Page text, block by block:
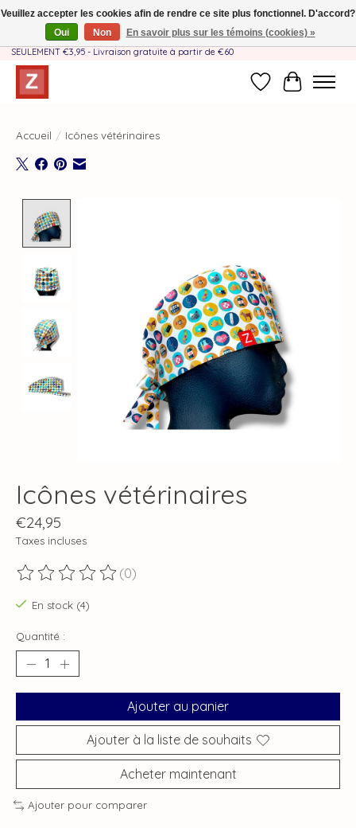
Fait à la main par une équipe mère-fille❤️ - Frais de livraison BE & NL
SEULEMENT €3,95 - Livraison gratuite à partir de €60
Liste dePanier
Accueil / Icônes vétérinaires
Icônes vétérinaires
€24,95
Taxes incluses
Ce produit est évalué à
(0)
En stock (4)
Quantité :
Ajouter au panier
Ajouter à la liste de souhaits
Acheter maintenant
Ajouter pour comparer
Veuillez accepter les cookies afin de rendre ce site plus fonctionnel. D'accord?
Oui
Non En savoir plus sur les témoins (cookies) »